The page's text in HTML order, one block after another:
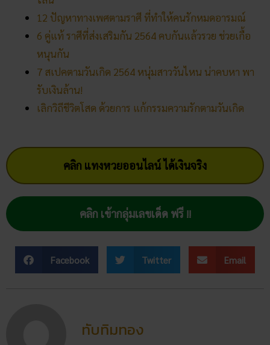
12 ปัญหาทางเพศตามราศี ที่ทำให้คนรักหมดอารมณ์
6 คู่แท้ ราศีที่ส่งเสริมกัน 2564 คบกันแล้วรวย ช่วยเกื้อ
หนุนกัน
7 สเปคตามวันเกิด 2564 หนุ่มสาววันไหน น่าคบหา พา
รับเงินล้าน!
เลิกวิถีชีวิตโสด ด้วยการ แก้กรรมความรักตามวันเกิด
คลิก แทงหวยออนไลน์ ได้เงินจริง
คลิก เข้ากลุ่มเลขเด็ด ฟรี !!
Facebook Twitter Email
ทับทิมทอง